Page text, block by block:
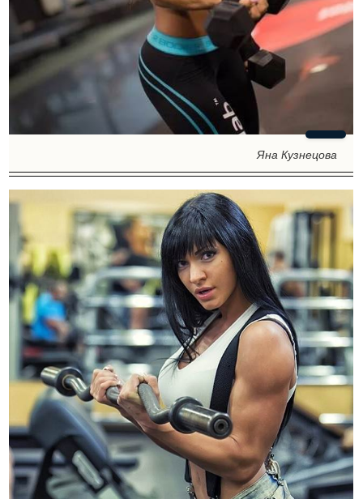
Яна Кузнецова